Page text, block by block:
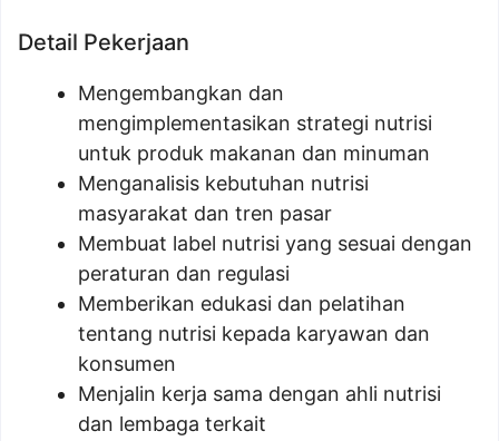
Detail Pekerjaan
Mengembangkan dan
mengimplementasikan strategi nutrisi
untuk produk makanan dan minuman
Menganalisis kebutuhan nutrisi
masyarakat dan tren pasar
Membuat label nutrisi yang sesuai dengan
peraturan dan regulasi
Memberikan edukasi dan pelatihan
tentang nutrisi kepada karyawan dan
konsumen
Menjalin kerja sama dengan ahli nutrisi
dan lembaga terkait